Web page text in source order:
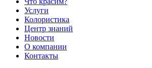
Услуги
Колористика
Центр знаний
Новости
О компании
Контакты